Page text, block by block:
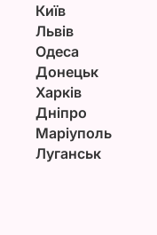
Київ
Львів
Одеса
Донецьк
Харків
Дніпро
Маріуполь
Луганськ